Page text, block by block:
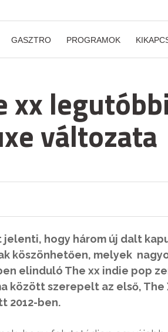
GASZTRO PROGRAMOK
xx legutóbbi
változata
hogy három új dalt
köszönhetően, melyek
elinduló The xx indie pop
között szerepelt az első, The
2012-ben.